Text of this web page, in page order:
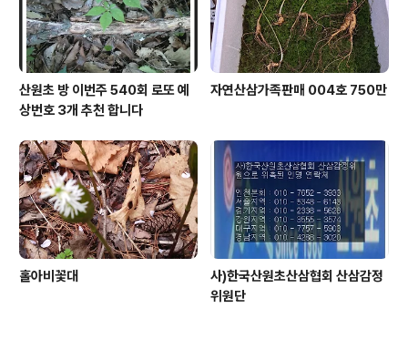
산원초 방 이번주 540회 로또 예
상번호 3개 추천 합니다
자연산삼가족판매 004호 750만
홀아비꽃대
사)한국산원초산삼협회 산삼감정
위원단